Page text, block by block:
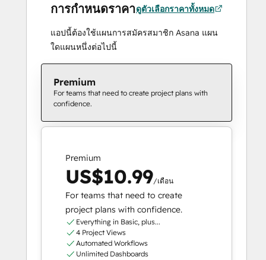
การกำหนดราคาดูตัวเลือกราคาทั้งหมด
แอปนี้ต้องใช้แผนการสมัครสมาชิก Asana แผน
ใดแผนหนึ่งต่อไปนี้
Premium
For teams that need to create project plans with
confidence.
Premium
US$10.99/เดือน
For teams that need to create
project plans with confidence.
Everything in Basic, plus...
4 Project Views
Automated Workflows
Unlimited Dashboards